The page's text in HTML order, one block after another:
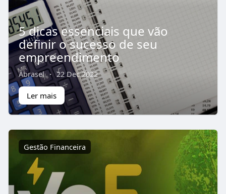
5 dicas essenciais que vão
definir o sucesso de seu
empreendimento
Abrasel · 22 Dec 2022
Ler mais
Gestão Financeira